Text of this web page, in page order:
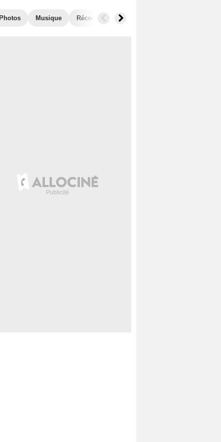
Photos Musique Récompenses